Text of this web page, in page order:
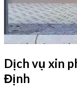
Dịch vụ xin
Định